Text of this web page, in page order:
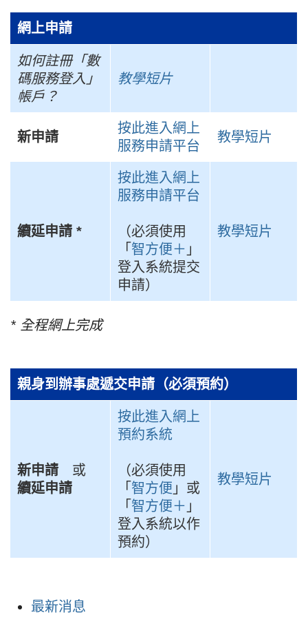
網上申請
如何註冊「數
碼服務登入」
帳戶？
教學短片
新申請
按此進入網上
服務申請平台
教學短片
續延申請 *
按此進入網上
服務申請平台
（必須使用
「 智方便＋ 」
登入系統提交
申請）
教學短片
* 全程網上完成
親身到辦事處遞交申請（必須預約）
新申請 或
續延申請
按此進入網上
預約系統
（必須使用
「 智方便 」或
「 智方便＋ 」
登入系統以作
預約）
教學短片
最新消息